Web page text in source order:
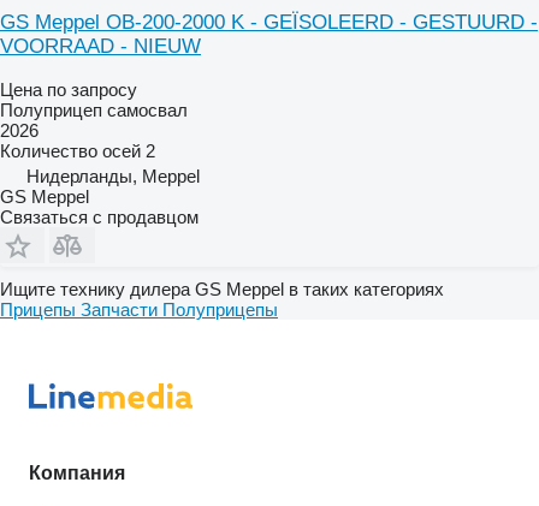
GS Meppel OB-200-2000 K - GEÏSOLEERD - GESTUURD -
VOORRAAD - NIEUW
Цена по запросу
Полуприцеп самосвал
2026
Количество осей 2
Нидерланды, Meppel
GS Meppel
Связаться с продавцом
Ищите технику дилера GS Meppel в таких категориях
Прицепы Запчасти Полуприцепы
Компания